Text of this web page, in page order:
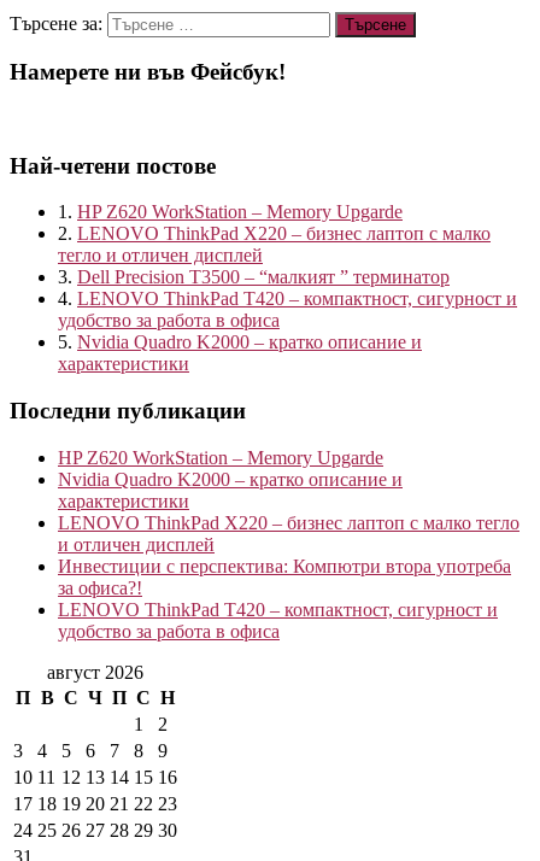
Търсене за:
Намерете ни във Фейсбук!
Най-четени постове
1. HP Z620 WorkStation – Memory Upgarde
2. LENOVO ThinkPad X220 – бизнес лаптоп с малко
тегло и отличен дисплей
3. Dell Precision T3500 – “малкият ” терминатор
4. LENOVO ThinkPad T420 – компактност, сигурност и
удобство за работа в офиса
5. Nvidia Quadro K2000 – кратко описание и
характеристики
Последни публикации
HP Z620 WorkStation – Memory Upgarde
Nvidia Quadro K2000 – кратко описание и
характеристики
LENOVO ThinkPad X220 – бизнес лаптоп с малко тегло
и отличен дисплей
Инвестиции с перспектива: Компютри втора употреба
за офиса?!
LENOVO ThinkPad T420 – компактност, сигурност и
удобство за работа в офиса
август 2026
П В С Ч П С Н
1
2
3
4 5 6 7 8
9
10 11 12 13 14 15 16
17 18 19 20 21 22 23
24 25 26 27 28 29 30
31